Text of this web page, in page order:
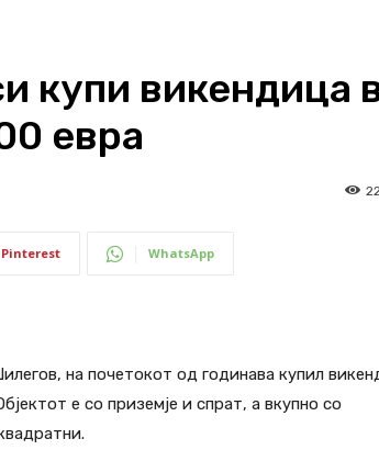
купи викендица
евра
Pinterest WhatsApp
на почетокот од годинава купил
е со приземје и спрат, а вкупно со